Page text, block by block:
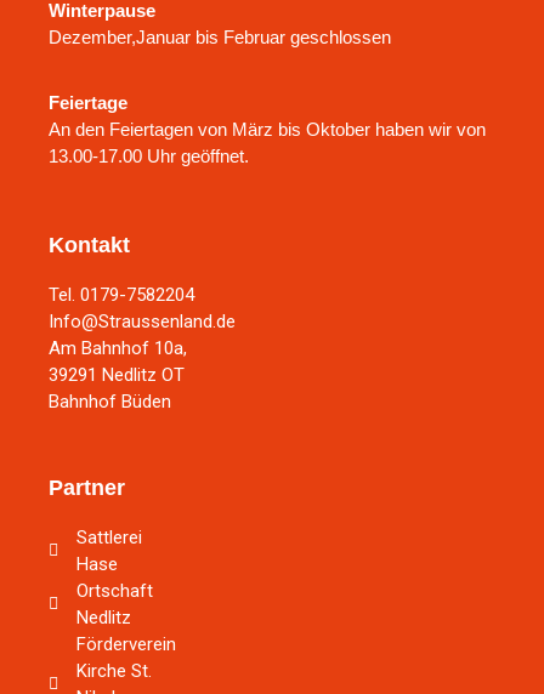
Kontakt
Tel. 0179-7582204
Info@Straussenland.de
Am Bahnhof 10a,
39291 Nedlitz OT
Bahnhof Büden
Partner
Sattlerei
Hase
Ortschaft
Nedlitz
Förderverein
Kirche St.
Winterpause
Dezember,Januar bis Februar geschlossen
Feiertage
An den Feiertagen von März bis Oktober haben wir von
13.00-17.00 Uhr geöffnet.